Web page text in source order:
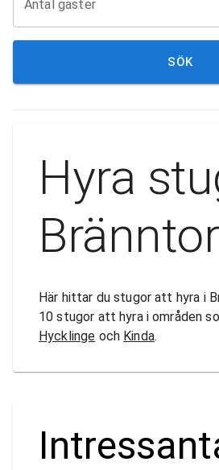
Antal gäster
SÖK
Hyra
Här hittar du stugor att hyra i
10 stugor att hyra i områden
Hycklinge och Kinda.